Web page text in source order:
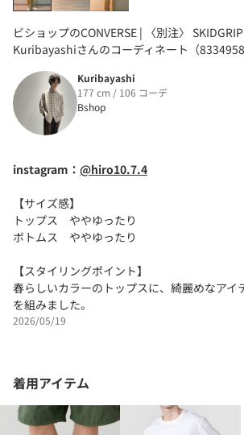
ビショップのCONVERSE | 〈別注〉
Kuribayashiさんのコーディネート（
Kuribayashi
177 cm / 106 コーデ
Bshop
instagram： @hiro10.7.4
【サイズ感】
トップス ややゆったり
ボトムス ややゆったり
【スタイリングポイント】
春らしいカラーのトップスに、綺麗めなアイ
を組みました。
2026/05/19
着用アイテム